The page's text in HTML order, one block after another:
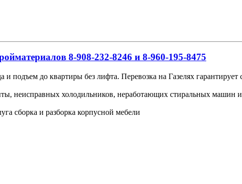
8-908-232-8246 и 8-960-195-8475
подъем до квартиры без лифта. Перевозка на Газелях
неисправных холодильников, неработающих стиральных машин
сборка и разборка корпусной мебели